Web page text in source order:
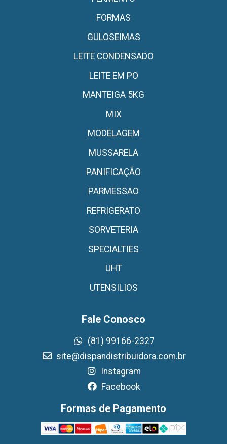
FORMAS
GULOSEIMAS
LEITE CONDENSADO
LEITE EM PO
MANTEIGA 5KG
MIX
MODELAGEM
MUSSARELA
PANIFICAÇÃO
PARMESSAO
REFRIGERATO
SORVETERIA
SPECIALTIES
UHT
UTENSILIOS
Fale Conosco
(81) 99166-2327
site@dispandistribuidora.com.br
Instagram
Facebook
Formas de Pagamento